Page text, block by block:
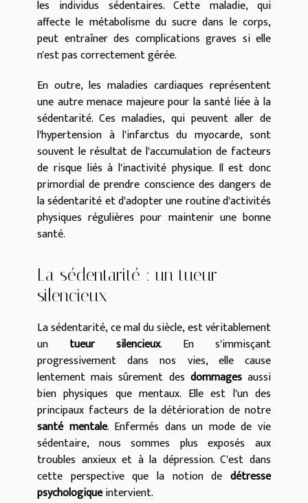
les individus sédentaires. Cette maladie, qui
affecte le métabolisme du sucre dans le corps,
peut entraîner des complications graves si elle
n'est pas correctement gérée.
En outre, les maladies cardiaques représentent
une autre menace majeure pour la santé liée à la
sédentarité. Ces maladies, qui peuvent aller de
l'hypertension à l'infarctus du myocarde, sont
souvent le résultat de l'accumulation de facteurs
de risque liés à l'inactivité physique. Il est donc
primordial de prendre conscience des dangers de
la sédentarité et d'adopter une routine d'activités
physiques régulières pour maintenir une bonne
santé.
La sédentarité : un tueur
silencieux
La sédentarité, ce mal du siècle, est véritablement
un tueur silencieux. En s'immisçant
progressivement dans nos vies, elle cause
lentement mais sûrement des dommagesaussi
bien physiques que mentaux. Elle est l'un des
principaux facteurs de la détérioration de notre
santé mentale. Enfermés dans un mode de vie
sédentaire, nous sommes plus exposés aux
troubles anxieux et à la dépression. C'est dans
cette perspective que la notion de détresse
psychologiqueintervient.